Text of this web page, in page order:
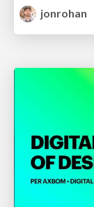
jonrohan